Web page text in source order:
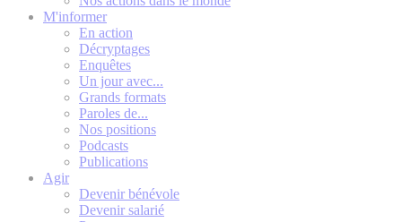
M'informer
En action
Décryptages
Enquêtes
Un jour avec...
Grands formats
Paroles de...
Nos positions
Podcasts
Publications
Agir
Devenir bénévole
Devenir salarié